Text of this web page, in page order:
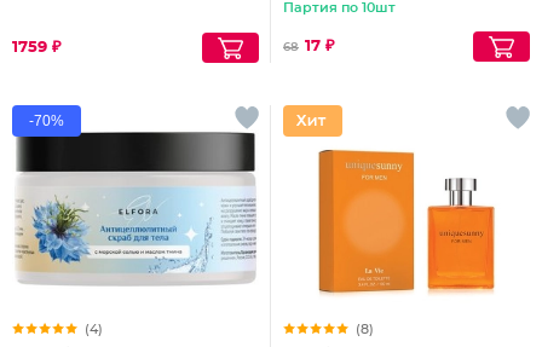
1759 ₽
Партия по 10шт
68 17 ₽
-70%
(4) (8)